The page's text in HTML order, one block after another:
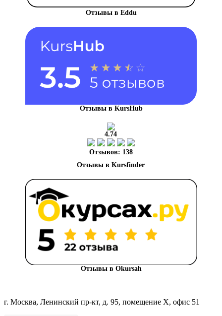
Отзывы в Eddu
Отзывы в KursHub
4.74
Отзывов: 138
Отзывы в Okursah
г. Москва, Ленинский пр-кт, д. 95, помещение Х, офис 51